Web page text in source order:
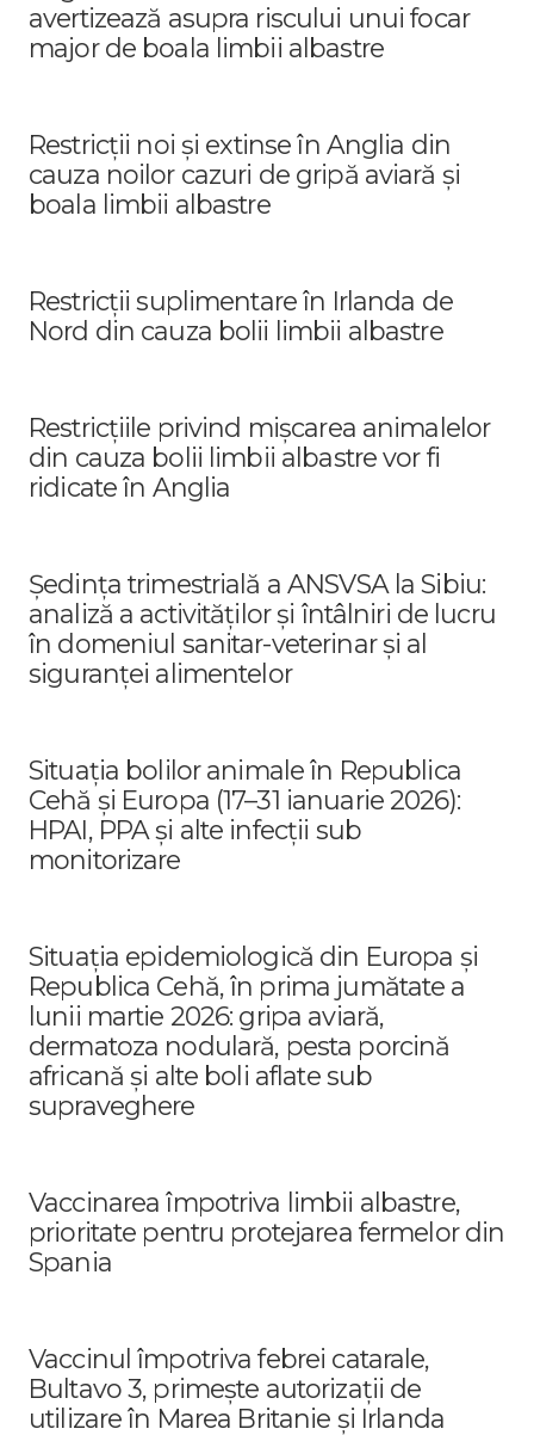
avertizează asupra riscului unui focar
major de boala limbii albastre
Restricții noi și extinse în Anglia din
cauza noilor cazuri de gripă aviară și
boala limbii albastre
Restricții suplimentare în Irlanda de
Nord din cauza bolii limbii albastre
Restricțiile privind mișcarea animalelor
din cauza bolii limbii albastre vor fi
ridicate în Anglia
Ședința trimestrială a ANSVSA la Sibiu:
analiză a activităților și întâlniri de lucru
în domeniul sanitar-veterinar și al
siguranței alimentelor
Situația bolilor animale în Republica
Cehă și Europa (17–31 ianuarie 2026):
HPAI, PPA și alte infecții sub
monitorizare
Situația epidemiologică din Europa și
Republica Cehă, în prima jumătate a
lunii martie 2026: gripa aviară,
dermatoza nodulară, pesta porcină
africană și alte boli aflate sub
supraveghere
Vaccinarea împotriva limbii albastre,
prioritate pentru protejarea fermelor din
Spania
Vaccinul împotriva febrei catarale,
Bultavo 3, primește autorizații de
utilizare în Marea Britanie și Irlanda